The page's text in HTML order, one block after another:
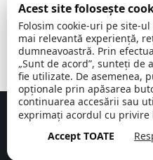
08:00 -
16:30
, vineri:
08:00 -
14:00
Comuna Cerchezu © 2026
Concept realizat de Big
Acest site folosește
Folosim cookie-uri pe site-
mai relevantă experiență,
dumneavoastră. Prin
„Sunt de acord”, sunteți de
fie utilizate. De asemenea,
opționale prin apăsarea
continuarea accesării sau
exprimați acordul cu privire
Accept TOATE